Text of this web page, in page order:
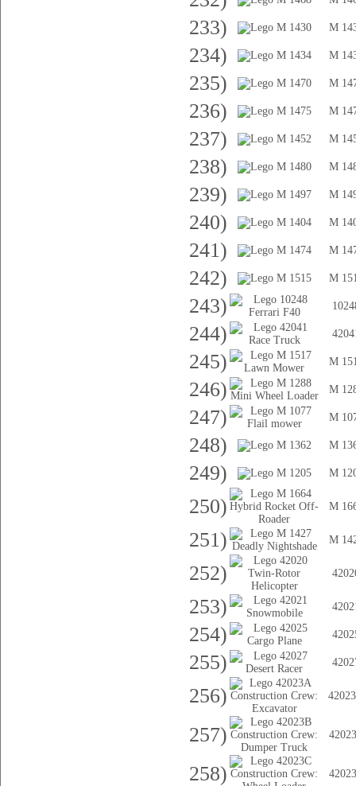
233) M
234) M
235) M
236) M
237) M
238) M
239) M
240) M
241) M
242) M
243)
244)
245) M
246) M
247) M
248) M
249) M
250) M
251) M
252)
253)
254)
255)
256)
257)
258)